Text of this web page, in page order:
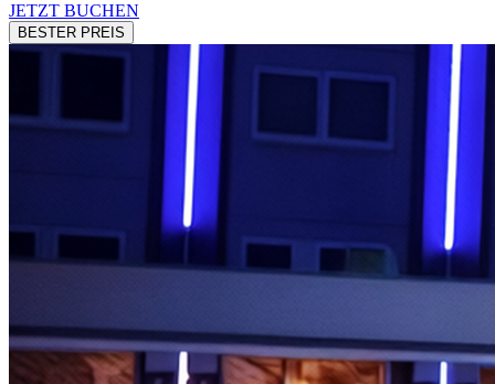
JETZT BUCHEN
BESTER PREIS